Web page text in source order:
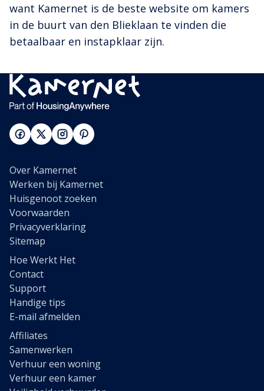
want Kamernet is de beste website om kamers
in de buurt van den Blieklaan te vinden die
betaalbaar en instapklaar zijn.
Over Kamernet
Werken bij Kamernet
Huisgenoot zoeken
Voorwaarden
Privacyverklaring
Sitemap
Hoe Werkt Het
Contact
Support
Handige tips
E-mail afmelden
Affiliates
Samenwerken
Verhuur een woning
Verhuur een kamer